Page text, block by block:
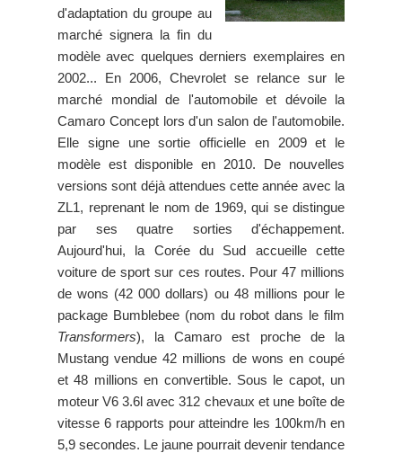
d'adaptation du groupe au
marché signera la fin du
modèle avec quelques derniers exemplaires en
2002... En 2006, Chevrolet se relance sur le
marché mondial de l'automobile et dévoile la
Camaro Concept lors d'un salon de l'automobile.
Elle signe une sortie officielle en 2009 et le
modèle est disponible en 2010. De nouvelles
versions sont déjà attendues cette année avec la
ZL1, reprenant le nom de 1969, qui se distingue
par ses quatre sorties d'échappement.
Aujourd'hui, la Corée du Sud accueille cette
voiture de sport sur ces routes. Pour 47 millions
de wons (42 000 dollars) ou 48 millions pour le
package Bumblebee (nom du robot dans le film
Transformers), la Camaro est proche de la
Mustang vendue 42 millions de wons en coupé
et 48 millions en convertible. Sous le capot, un
moteur V6 3.6l avec 312 chevaux et une boîte de
vitesse 6 rapports pour atteindre les 100km/h en
5,9 secondes. Le jaune pourrait devenir tendance